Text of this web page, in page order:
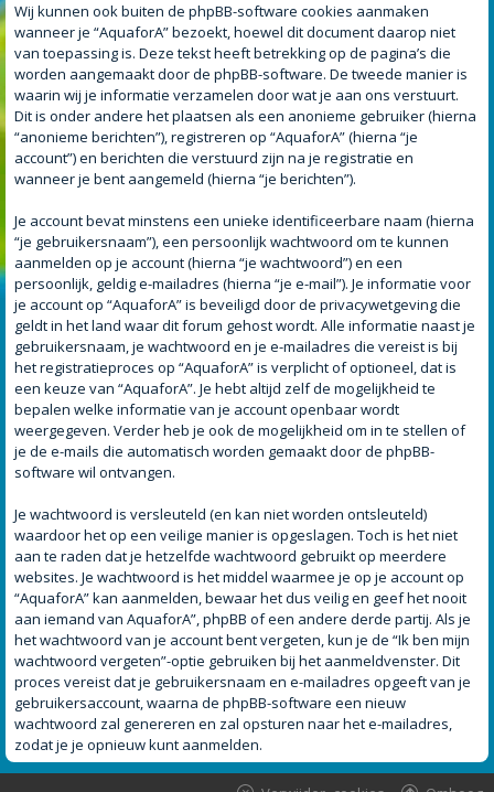
Wij kunnen ook buiten de phpBB-software cookies aanmaken
wanneer je “AquaforA” bezoekt, hoewel dit document daarop niet
van toepassing is. Deze tekst heeft betrekking op de pagina’s die
worden aangemaakt door de phpBB-software. De tweede manier is
waarin wij je informatie verzamelen door wat je aan ons verstuurt.
Dit is onder andere het plaatsen als een anonieme gebruiker (hierna
“anonieme berichten”), registreren op “AquaforA” (hierna “je
account”) en berichten die verstuurd zijn na je registratie en
wanneer je bent aangemeld (hierna “je berichten”).
Je account bevat minstens een unieke identificeerbare naam (hierna
“je gebruikersnaam”), een persoonlijk wachtwoord om te kunnen
aanmelden op je account (hierna “je wachtwoord”) en een
persoonlijk, geldig e-mailadres (hierna “je e-mail”). Je informatie voor
je account op “AquaforA” is beveiligd door de privacywetgeving die
geldt in het land waar dit forum gehost wordt. Alle informatie naast je
gebruikersnaam, je wachtwoord en je e-mailadres die vereist is bij
het registratieproces op “AquaforA” is verplicht of optioneel, dat is
een keuze van “AquaforA”. Je hebt altijd zelf de mogelijkheid te
bepalen welke informatie van je account openbaar wordt
weergegeven. Verder heb je ook de mogelijkheid om in te stellen of
je de e-mails die automatisch worden gemaakt door de phpBB-
software wil ontvangen.
Je wachtwoord is versleuteld (en kan niet worden ontsleuteld)
waardoor het op een veilige manier is opgeslagen. Toch is het niet
aan te raden dat je hetzelfde wachtwoord gebruikt op meerdere
websites. Je wachtwoord is het middel waarmee je op je account op
“AquaforA” kan aanmelden, bewaar het dus veilig en geef het nooit
aan iemand van AquaforA”, phpBB of een andere derde partij. Als je
het wachtwoord van je account bent vergeten, kun je de “Ik ben mijn
wachtwoord vergeten”-optie gebruiken bij het aanmeldvenster. Dit
proces vereist dat je gebruikersnaam en e-mailadres opgeeft van je
gebruikersaccount, waarna de phpBB-software een nieuw
wachtwoord zal genereren en zal opsturen naar het e-mailadres,
zodat je je opnieuw kunt aanmelden.